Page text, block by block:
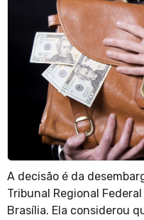
A decisão é da
Tribunal Regional Federal
Brasília. Ela considerou